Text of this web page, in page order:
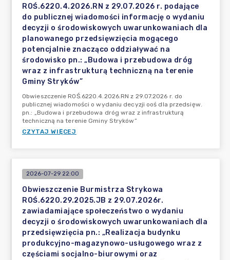
ROŚ.6220.4.2026.RN z 29.07.2026 r. podające
do publicznej wiadomości informację o wydaniu
decyzji o środowiskowych uwarunkowaniach dla
planowanego przedsięwzięcia mogącego
potencjalnie znacząco oddziaływać na
środowisko pn.: „Budowa i przebudowa dróg
wraz z infrastrukturą techniczną na terenie
Gminy Stryków”
Obwieszczenie ROŚ.6220.4.2026.RN z 29.07.2026 r. do
publicznej wiadomości o wydaniu decyzji ooś dla przedsięw.
pn.: „Budowa i przebudowa dróg wraz z infrastrukturą
techniczną na terenie Gminy Stryków”
CZYTAJ WIĘCEJ
2026-07-29 22:00
Obwieszczenie Burmistrza Strykowa
ROŚ.6220.29.2025.JB z 29.07.2026r.
zawiadamiające społeczeństwo o wydaniu
decyzji o środowiskowych uwarunkowaniach dla
przedsięwzięcia pn.: „Realizacja budynku
produkcyjno-magazynowo-usługowego wraz z
częściami socjalno-biurowymi oraz